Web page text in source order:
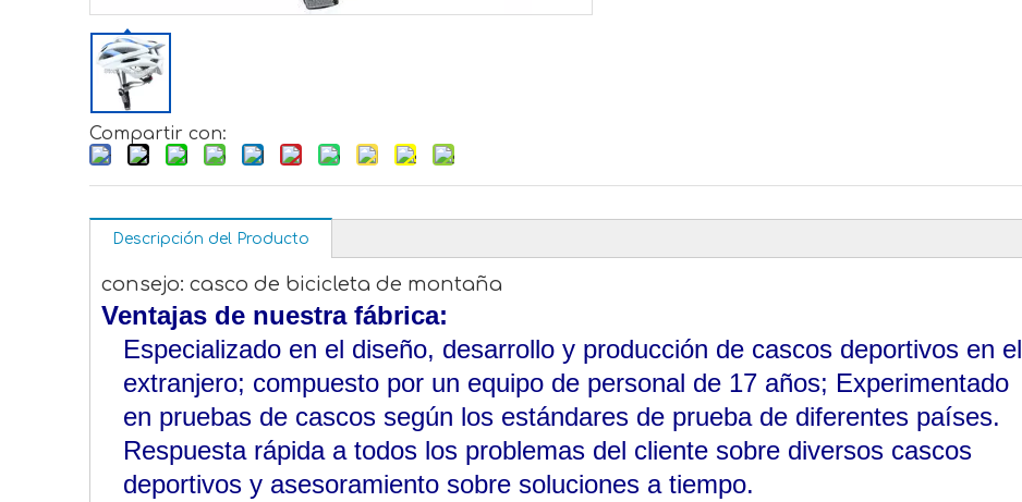
Compartir con:
Descripción del Producto
consejo: casco de bicicleta de montaña
Ventajas de nuestra fábrica:
Especializado en el diseño, desarrollo y producción de cascos deportivos en el
extranjero; compuesto por un equipo de personal de 17 años; Experimentado
en pruebas de cascos según los estándares de prueba de diferentes países.
Respuesta rápida a todos los problemas del cliente sobre diversos cascos
deportivos y asesoramiento sobre soluciones a tiempo.